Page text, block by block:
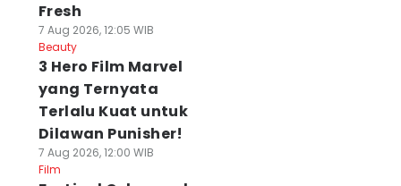
Fresh
7 Aug 2026, 12:05 WIB
Beauty
3 Hero Film Marvel
yang Ternyata
Terlalu Kuat untuk
Dilawan Punisher!
7 Aug 2026, 12:00 WIB
Film